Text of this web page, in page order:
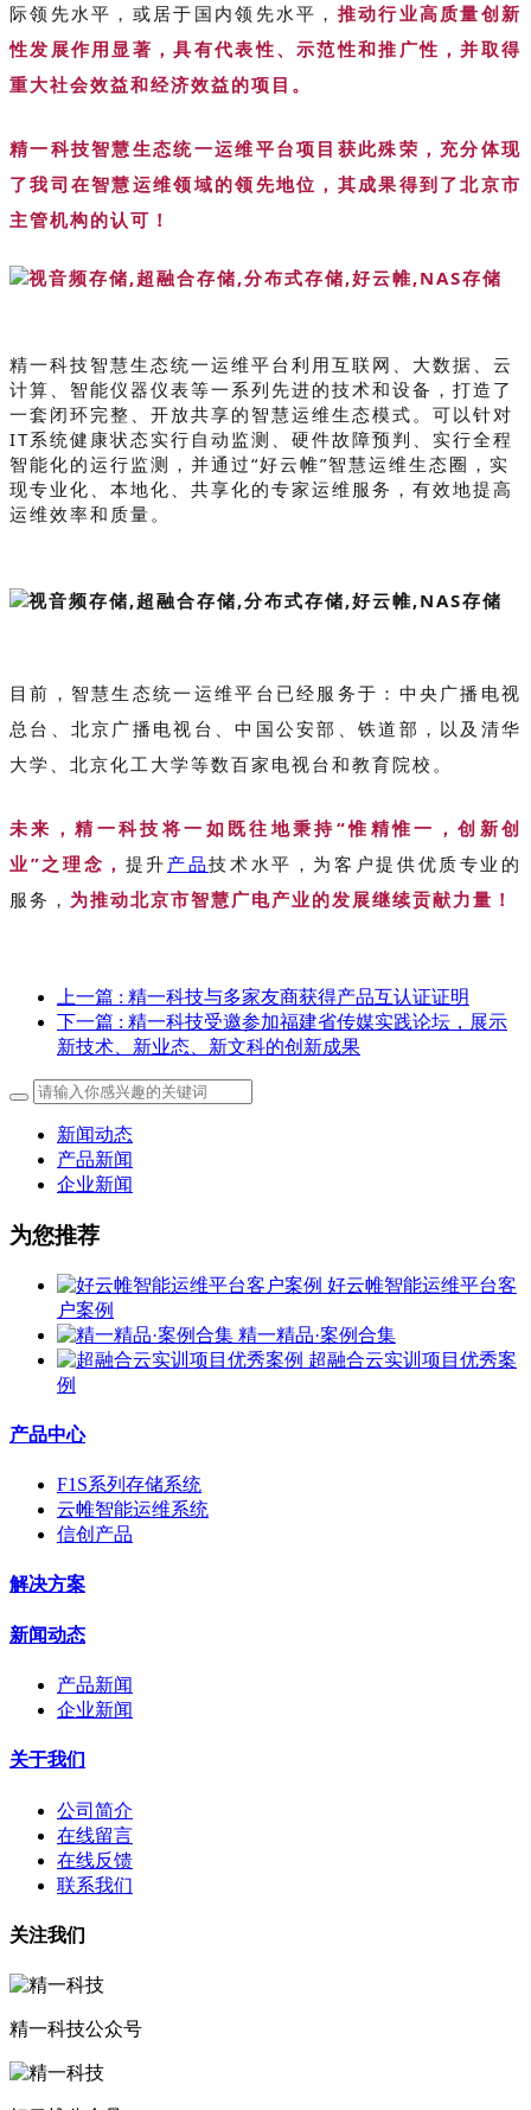
际领先水平，或居于国内领先水平， 推动行业高质量创新
性发展作用显著，具有代表性、示范性和推广性，并取得
重大社会效益和经济效益的项目。
精一科技智慧生态统一运维平台项目获此殊荣， 充分体现
了我司在智慧运维领域的领先地位，其成果得到了北京市
主管机构的认可！
精一科技智慧生态统一运维平台利用互联网、大数据、云
计算、智能仪器仪表等一系列先进的技术和设备，打造了
一套闭环完整、开放共享的智慧运维生态模式。可以针对
IT系统健康状态实行自动监测、硬件故障预判、实行全程
智能化的运行监测，并通过“好云帷”智慧运维生态圈，实
现专业化、本地化、共享化的专家运维服务，有效地提高
运维效率和质量。
目前，智慧生态统一运维平台已经服务于：中央广播电视
总台、北京广播电视台、中国公安部、铁道部，以及清华
大学、北京化工大学等数百家电视台和教育院校 。
未来，精一科技将一如既往地秉持“惟精惟一，创新创
业”之理念， 提升 产品技术水平，为客户提供优质专业的
服务， 为推动北京市智慧广电产业的发展继续贡献力量！
上一篇 : 精一科技与多家友商获得产品互认证证明
下一篇 : 精一科技受邀参加福建省传媒实践论坛，展示
新技术、新业态、新文科的创新成果
新闻动态
产品新闻
企业新闻
为您推荐
好云帷智能运维平台客
户案例
精一精品·案例合集
超融合云实训项目优秀案
例
产品中心
F1S系列存储系统
云帷智能运维系统
信创产品
解决方案
新闻动态
产品新闻
企业新闻
关于我们
公司简介
在线留言
在线反馈
联系我们
关注我们
精一科技公众号